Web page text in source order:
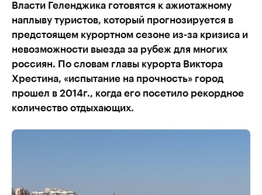
Власти Геленджика готовятся к ажиотажному
наплыву туристов, который прогнозируется в
предстоящем курортном сезоне из-за кризиса и
невозможности выезда за рубеж для многих
россиян. По словам главы курорта Виктора
Хрестина, «испытание на прочность» город
прошел в 2014г., когда его посетило рекордное
количество отдыхающих.